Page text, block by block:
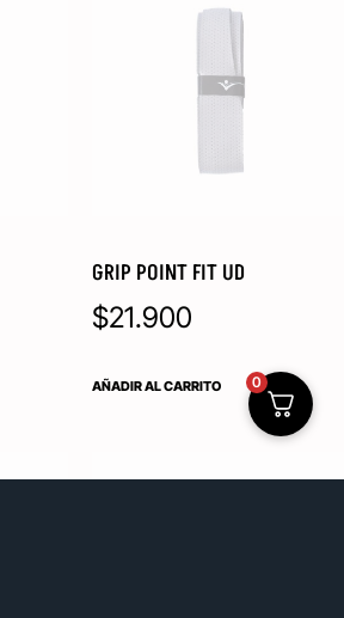
GRIP POINT FIT UD
$21.900
AÑADIR AL CARRITO 0